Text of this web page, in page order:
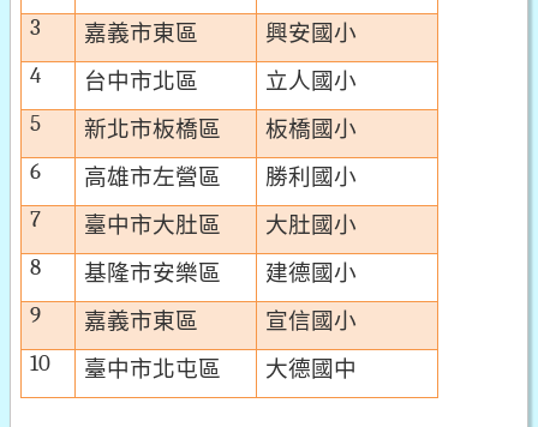
3 嘉義市東區 興安國小
4 台中市北區 立人國小
5 新北市板橋區 板橋國小
6 高雄市左營區 勝利國小
7 臺中市大肚區 大肚國小
8 基隆市安樂區 建德國小
9 嘉義市東區 宣信國小
10 臺中市北屯區 大德國中